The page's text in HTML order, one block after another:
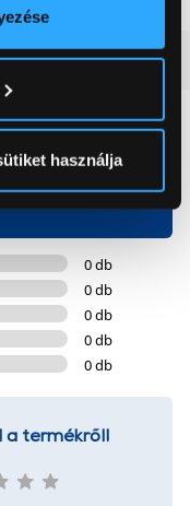
annak konkrét
Részletek
visszavonhatja a
alkalmasak,
Az oldal
k használatát.
használja
0 db
0 db
0 db
0 db
0 db
a termékről!